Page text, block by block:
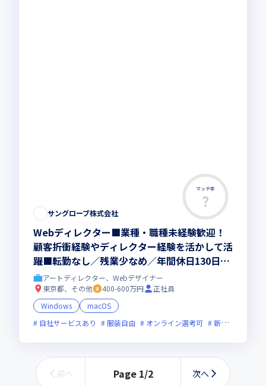
マッチ率
サングローブ株式会社
Webディレクター■業種・職種未経験歓迎！
顧客折衝経験やディレクター経験を活かして活
躍■転勤なし／残業少なめ／年間休日130日／
早期昇給・昇格が可能！
アートディレクター、Webデザイナー
東京都、その他
400-600万円
正社員
Windows
macOS
自社サービスあり
服装自由 オンライン選考可 新技術に積極的
前へ Page 1/2 次へ